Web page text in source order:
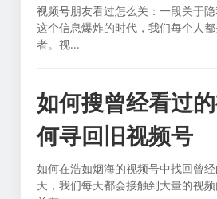
视频号朋友看过怎么关：一段关于
这个信息爆炸的时代，我们每个人
者。视...
如何搜曾经看过
何寻回旧视频号
如何在浩如烟海的视频号中找回曾
天，我们每天都会接触到大量的视